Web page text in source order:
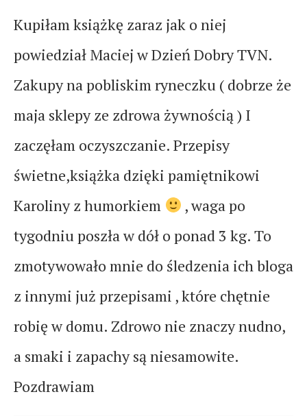
Kupiłam książkę zaraz jak o niej
powiedział Maciej w Dzień Dobry TVN.
Zakupy na pobliskim ryneczku ( dobrze że
maja sklepy ze zdrowa żywnością ) I
zaczęłam oczyszczanie. Przepisy
świetne,książka dzięki pamiętnikowi
Karoliny z humorkiem
, waga po
tygodniu poszła w dół o ponad 3 kg. To
zmotywowało mnie do śledzenia ich bloga
z innymi już przepisami , które chętnie
robię w domu. Zdrowo nie znaczy nudno,
a smaki i zapachy są niesamowite.
Pozdrawiam